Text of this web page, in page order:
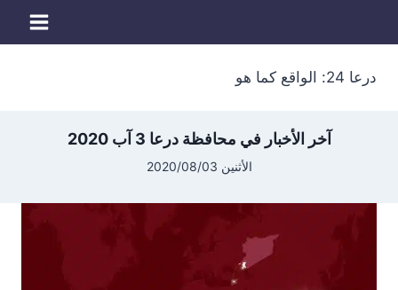
درعا 24: الواقع كما هو
آخر الأخبار في محافظة درعا 3 آب 2020
الأثنين 2020/08/03